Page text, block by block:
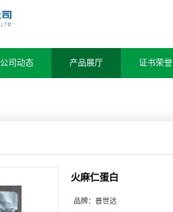
公司动态 产品展厅 证书荣誉
火麻仁蛋白
品牌： 普世达